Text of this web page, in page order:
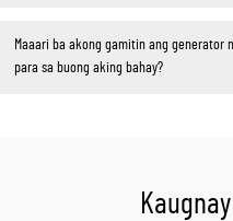
Maaari ba akong gamitin ang generator
para sa buong aking bahay?